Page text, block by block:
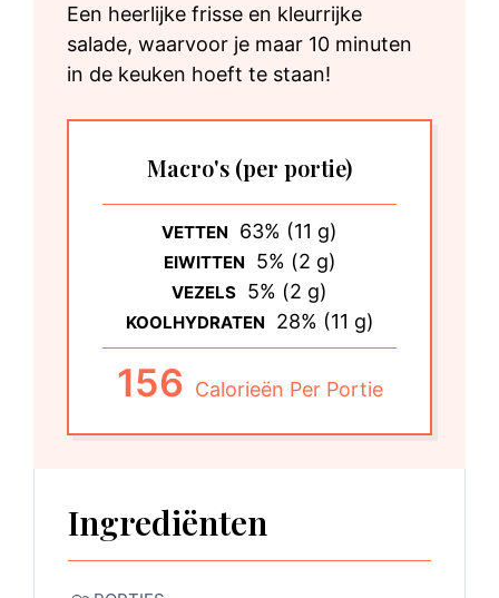
Een heerlijke frisse en kleurrijke
salade, waarvoor je maar 10 minuten
in de keuken hoeft te staan!
Macro's (per portie)
VETTEN 63% (11 g)
EIWITTEN 5% (2 g)
VEZELS 5% (2 g)
KOOLHYDRATEN 28% (11 g)
156 Calorieën Per Portie
Ingrediënten